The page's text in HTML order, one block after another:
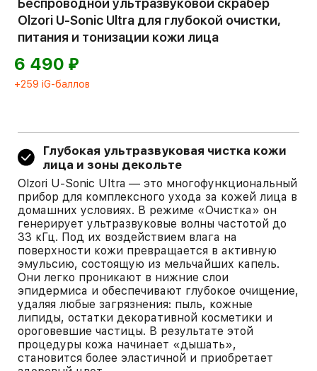
Беспроводной ультразвуковой скрабер
Olzori U-Sonic Ultra для глубокой очистки,
питания и тонизации кожи лица
6 490 ⃏
+259 iG-баллов
Глубокая ультразвуковая чистка кожи
лица и зоны декольте
Olzori U-Sonic Ultra — это многофункциональный
прибор для комплексного ухода за кожей лица в
домашних условиях. В режиме «Очистка» он
генерирует ультразвуковые волны частотой до
33 кГц. Под их воздействием влага на
поверхности кожи превращается в активную
эмульсию, состоящую из мельчайших капель.
Они легко проникают в нижние слои
эпидермиса и обеспечивают глубокое очищение,
удаляя любые загрязнения: пыль, кожные
липиды, остатки декоративной косметики и
ороговевшие частицы. В результате этой
процедуры кожа начинает «дышать»,
становится более эластичной и приобретает